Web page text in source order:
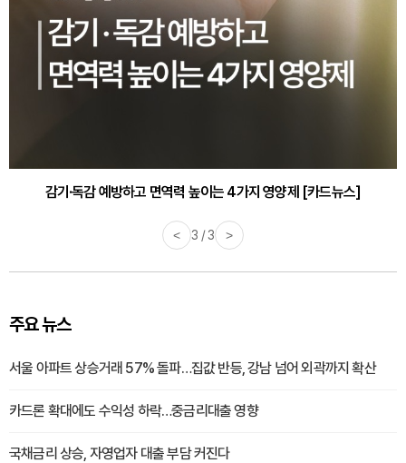
감기·독감 예방하고 면역력 높이는 4가지 영양제 [카드뉴스]
< 3 / 3 >
주요 뉴스
서울 아파트 상승거래 57% 돌파…집값 반등, 강남 넘어 외곽까지 확산
카드론 확대에도 수익성 하락…중금리대출 영향
국채금리 상승, 자영업자 대출 부담 커진다